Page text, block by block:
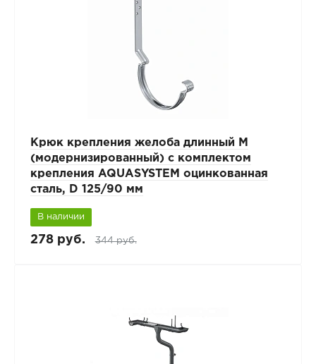
Крюк крепления желоба длинный М
(модернизированный) с комплектом
крепления AQUASYSTEM оцинкованная
сталь, D 125/90 мм
В наличии
278 руб. 344 руб.